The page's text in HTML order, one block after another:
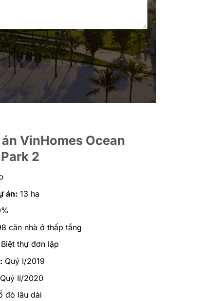
VinHomes Ocean
Park 2
án: 13 ha
căn nhà ở thấp tầng
thự đơn lập
Quý I/2019
II/2020
đỏ lâu dài